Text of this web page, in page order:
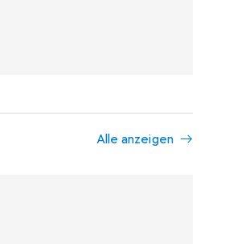
Alle anzeigen